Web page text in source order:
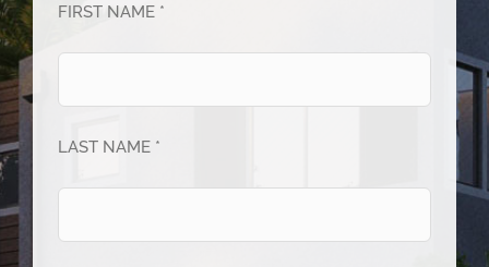
FIRST NAME *
LAST NAME *